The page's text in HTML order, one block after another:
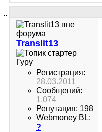
Translit13
Гуру
Регистрация:
28.03.2011
Сообщений:
1,074
Репутация: 198
Webmoney BL:
?